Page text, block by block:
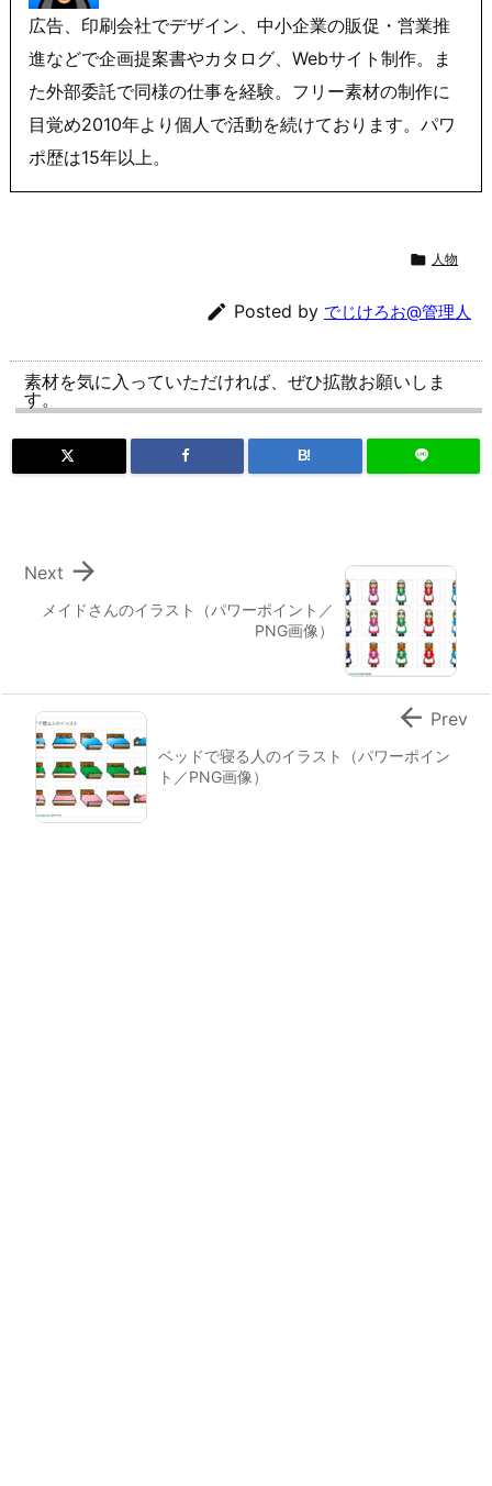
広告、印刷会社でデザイン、中小企業の販促・営業推
進などで企画提案書やカタログ、Webサイト制作。ま
た外部委託で同様の仕事を経験。フリー素材の制作に
目覚め2010年より個人で活動を続けております。パワ
ポ歴は15年以上。
 人物
 Posted by でじけろお@管理人
素材を気に入っていただければ、ぜひ拡散お願いしま
す。
B!
メイドさんのイラスト（パワーポイント／
PNG画像）

Next
ベッドで寝る人のイラスト（パワーポイン
ト／PNG画像）
 Prev